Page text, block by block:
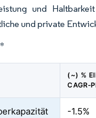
und
und private
*
(~) %
CAGR-
-1.5%